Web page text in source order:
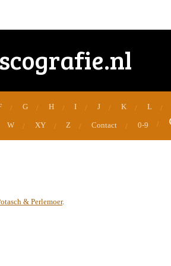
G H I J K L
W XY Z Contact 0-9
& Perlemoer.